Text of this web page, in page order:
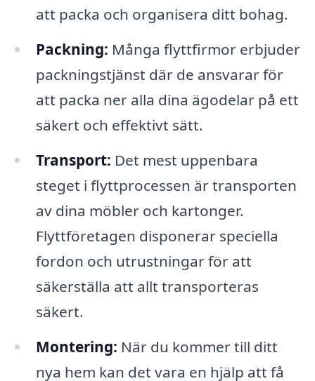
att packa och organisera ditt bohag.
Packning: Många flyttfirmor erbjuder
packningstjänst där de ansvarar för
att packa ner alla dina ägodelar på ett
säkert och effektivt sätt.
Transport: Det mest uppenbara
steget i flyttprocessen är transporten
av dina möbler och kartonger.
Flyttföretagen disponerar speciella
fordon och utrustningar för att
säkerställa att allt transporteras
säkert.
Montering: När du kommer till ditt
nya hem kan det vara en hjälp att få